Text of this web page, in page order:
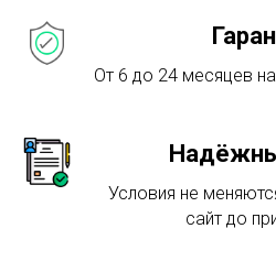
От 6 до 24 месяцев
Условия не
сайт до